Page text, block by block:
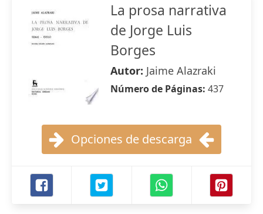
La prosa narrativa
de Jorge Luis
Borges
Autor: Jaime Alazraki
Número de Páginas: 437
Opciones de descarga